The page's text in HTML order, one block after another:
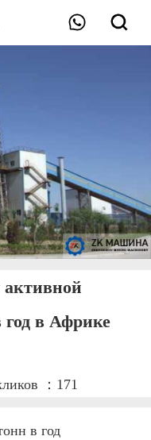
активной
год в Африке
：171
в год